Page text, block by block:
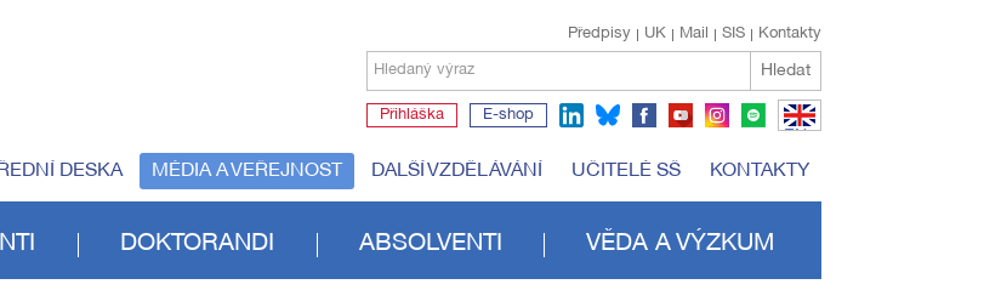
Kontakty
SIS
Mail
UK
Předpisy
Hledaný výraz Hledat
Přihláška E-shop
EN
DESKA MÉDIA A VEŘEJNOST DALŠÍ VZDĚLÁVÁNÍ UČITELÉ SŠ KONTAKTY
DOKTORANDI ABSOLVENTI VĚDA A VÝZKUM